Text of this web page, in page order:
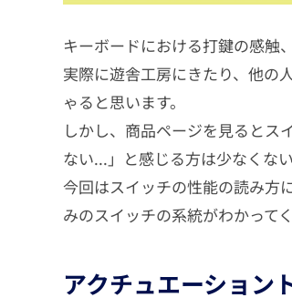
キーボードにおける打鍵の感触
実際に遊舎工房にきたり、他の
ゃると思います。
しかし、商品ページを見るとス
ない...」と感じる方は少なくない
今回はスイッチの性能の読み方
みのスイッチの系統がわかって
アクチュエーション